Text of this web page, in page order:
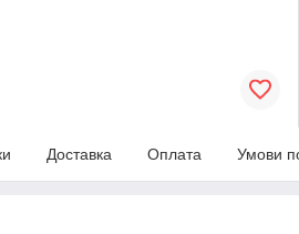
Доставка Оплата Умови